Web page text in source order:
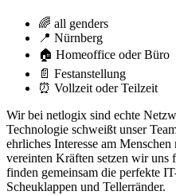
🌈 all genders
📍 Nürnberg
🏠 Homeoffice oder Büro
📄 Festanstellung
⏰ Vollzeit oder Teilzeit
Wir bei netlogix sind echte
Technologie schweißt unser
ehrliches Interesse am
vereinten Kräften setzen wir uns
finden gemeinsam die perfekte
Scheuklappen und Tellerränder.